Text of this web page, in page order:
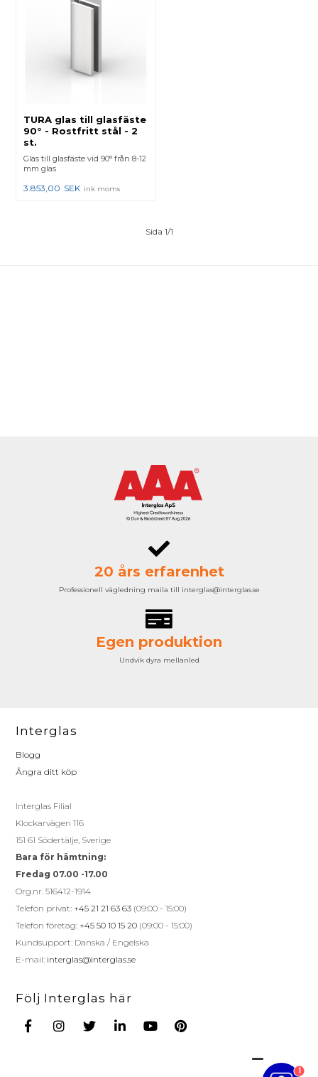
TURA glas till glasfäste
90° - Rostfritt stål - 2
st.
Glas till glasfäste vid 90° från 8-12
mm glas
3.853,00 SEK ink moms
Sida 1/1
20 års erfarenhet
Professionell vägledning maila till interglas@interglas.se
Egen produktion
Undvik dyra mellanled
Interglas
Blogg
Ångra ditt köp
Interglas Filial
Klockarvägen 116
151 61 Södertälje, Sverige
Bara för hämtning:
Fredag 07.00 -17.00
Org.nr. 516412-1914
Telefon privat: +45 21 21 63 63 (09:00 - 15:00)
Telefon företag: +45 50 10 15 20 (09:00 - 15:00)
Kundsupport: Danska / Engelska
E-mail: interglas@interglas.se
Följ Interglas här
1